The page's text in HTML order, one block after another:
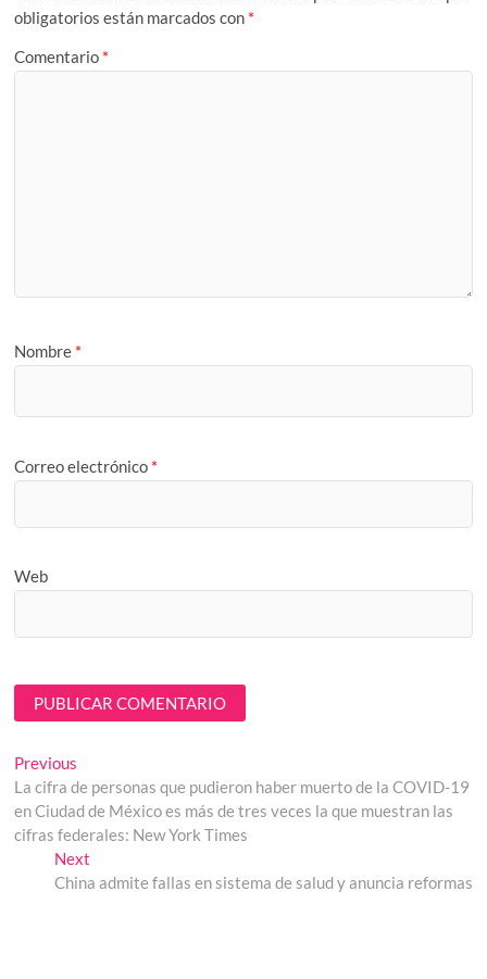
obligatorios están marcados con *
Comentario *
Nombre *
Correo electrónico *
Web
Navegación
de
entradas
Previous
post:
La cifra de personas que pudieron haber muerto de la COVID-19
en Ciudad de México es más de tres veces la que muestran las
cifras federales: New York Times
NextNext
post:
China admite fallas en sistema de salud y anuncia reformas